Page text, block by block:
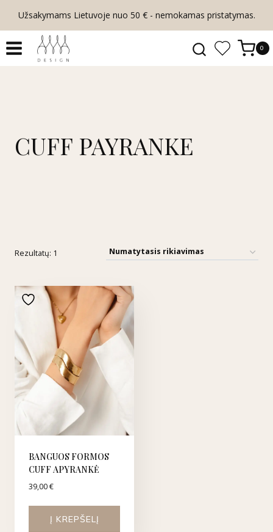
content
Užsakymams Lietuvoje nuo 50 € - nemokamas pristatymas.
0
CUFF PAYRANKE
Rezultatų: 1
BANGUOS FORMOS
CUFF APYRANKĖ
39,00€
Į KREPŠELĮ